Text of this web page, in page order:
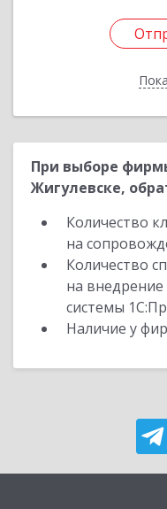
При выборе
Жигулевске,
Количество
на
Количество
на
системы
Наличие у